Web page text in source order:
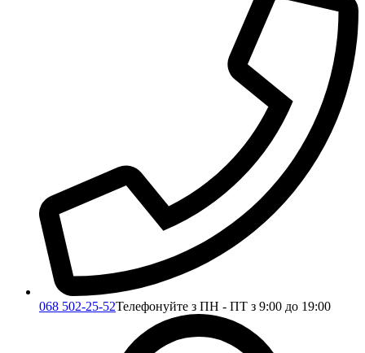
068 502-25-52Телефонуйте з ПН - ПТ з 9:00 до 19:00